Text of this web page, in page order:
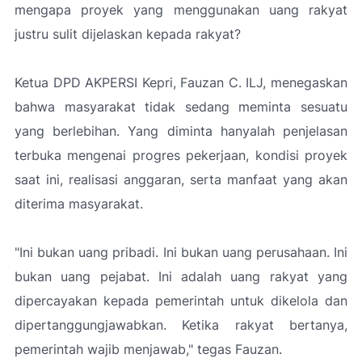
mengapa proyek yang menggunakan uang rakyat
justru sulit dijelaskan kepada rakyat?
Ketua DPD AKPERSI Kepri, Fauzan C. ILJ, menegaskan
bahwa masyarakat tidak sedang meminta sesuatu
yang berlebihan. Yang diminta hanyalah penjelasan
terbuka mengenai progres pekerjaan, kondisi proyek
saat ini, realisasi anggaran, serta manfaat yang akan
diterima masyarakat.
"Ini bukan uang pribadi. Ini bukan uang perusahaan. Ini
bukan uang pejabat. Ini adalah uang rakyat yang
dipercayakan kepada pemerintah untuk dikelola dan
dipertanggungjawabkan. Ketika rakyat bertanya,
pemerintah wajib menjawab," tegas Fauzan.